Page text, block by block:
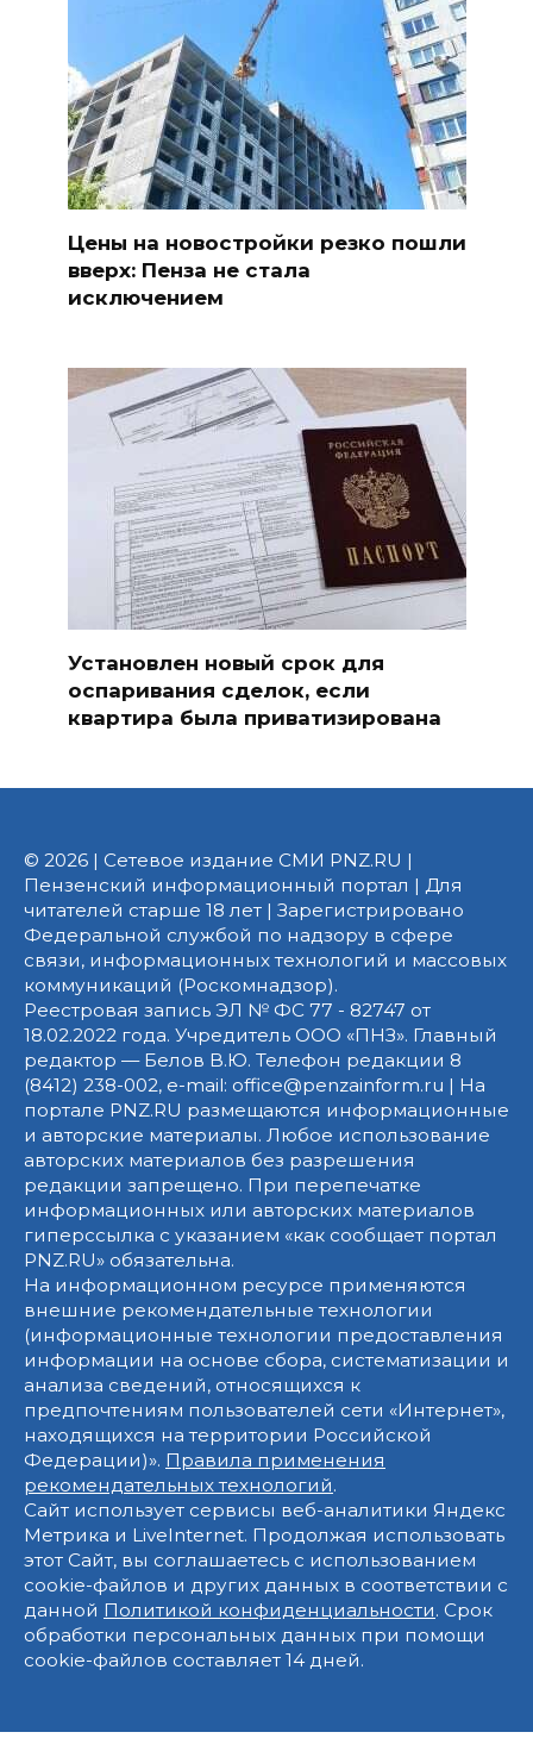
Цены на новостройки резко пошли
вверх: Пенза не стала
исключением
Установлен новый срок для
оспаривания сделок, если
квартира была приватизирована
© 2026 | Сетевое издание СМИ PNZ.RU |
Пензенский информационный портал | Для
читателей старше 18 лет | Зарегистрировано
Федеральной службой по надзору в сфере
связи, информационных технологий и массовых
коммуникаций (Роскомнадзор).
Реестровая запись ЭЛ № ФС 77 - 82747 от
18.02.2022 года. Учредитель ООО «ПНЗ». Главный
редактор — Белов В.Ю. Телефон редакции 8
(8412) 238-002, e-mail: office@penzainform.ru | На
портале PNZ.RU размещаются информационные
и авторские материалы. Любое использование
авторских материалов без разрешения
редакции запрещено. При перепечатке
информационных или авторских материалов
гиперссылка с указанием «как сообщает портал
PNZ.RU» обязательна.
На информационном ресурсе применяются
внешние рекомендательные технологии
(информационные технологии предоставления
информации на основе сбора, систематизации и
анализа сведений, относящихся к
предпочтениям пользователей сети «Интернет»,
находящихся на территории Российской
Федерации)». Правила применения
рекомендательных технологий.
Сайт использует сервисы веб-аналитики Яндекс
Метрика и LiveInternet. Продолжая использовать
этот Сайт, вы соглашаетесь с использованием
cookie-файлов и других данных в соответствии с
данной Политикой конфиденциальности. Срок
обработки персональных данных при помощи
cookie-файлов составляет 14 дней.